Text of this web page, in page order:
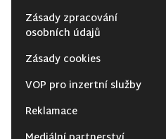
Zásady zpracování
osobních údajů
Zásady cookies
VOP pro inzertní služby
Reklamace
Mediální partnerství